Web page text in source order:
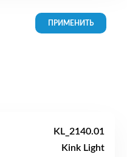
KL_2140.01
Kink Light